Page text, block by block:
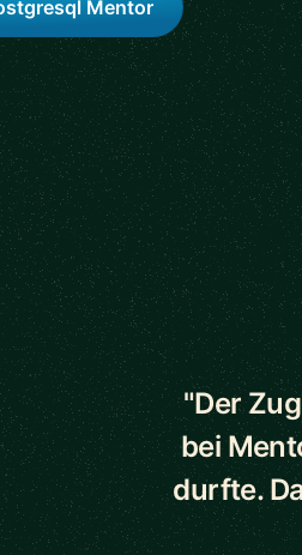
Mentor
5 out of 5
"Der
bei
durfte.